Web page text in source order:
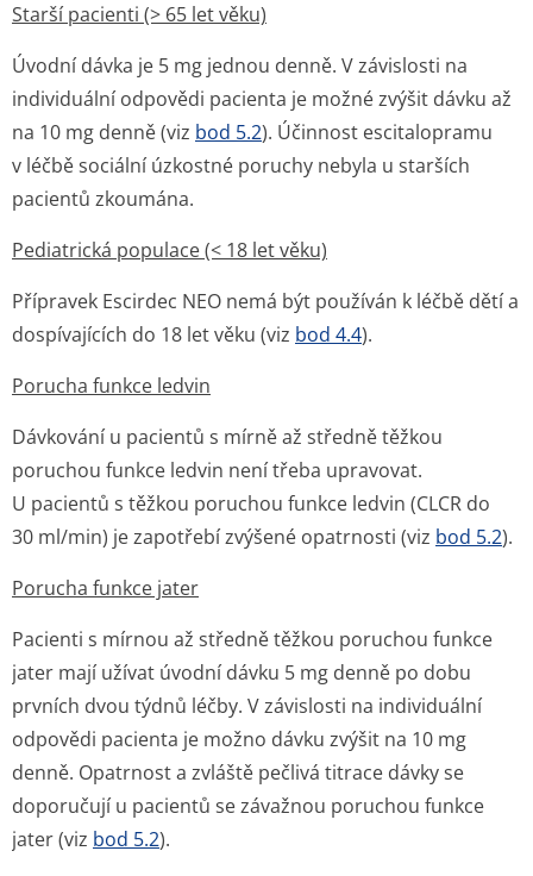
Starší pacienti (> 65 let věku)
Úvodní dávka je 5 mg jednou denně. V závislosti na
individuální odpovědi pacienta je možné zvýšit dávku až
na 10 mg denně (viz bod 5.2). Účinnost escitalopramu
v léčbě sociální úzkostné poruchy nebyla u starších
pacientů zkoumána.
Pediatrická populace (< 18 let věku)
Přípravek Escirdec NEO nemá být používán k léčbě dětí a
dospívajících do 18 let věku (viz bod 4.4).
Porucha funkce ledvin
Dávkování u pacientů s mírně až středně těžkou
poruchou funkce ledvin není třeba upravovat.
U pacientů s těžkou poruchou funkce ledvin (CLCR do
30 ml/min) je zapotřebí zvýšené opatrnosti (viz bod 5.2).
Porucha funkce jater
Pacienti s mírnou až středně těžkou poruchou funkce
jater mají užívat úvodní dávku 5 mg denně po dobu
prvních dvou týdnů léčby. V závislosti na individuální
odpovědi pacienta je možno dávku zvýšit na 10 mg
denně. Opatrnost a zvláště pečlivá titrace dávky se
doporučují u pacientů se závažnou poruchou funkce
jater (viz bod 5.2).